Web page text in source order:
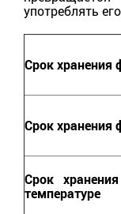
употреблять
Срок хранения
Срок хранения
Срок
температуре